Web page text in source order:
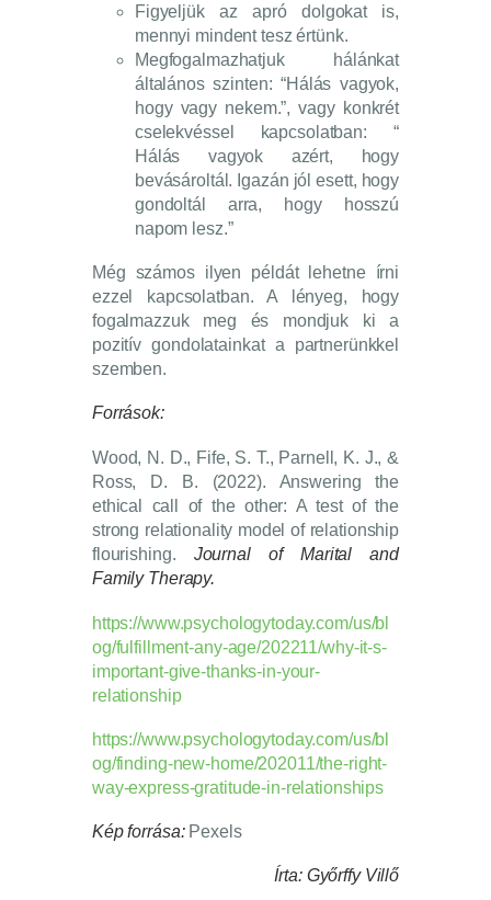
Figyeljük az apró dolgokat is,
mennyi mindent tesz értünk.
Megfogalmazhatjuk hálánkat
általános szinten: “Hálás vagyok,
hogy vagy nekem.”, vagy konkrét
cselekvéssel kapcsolatban: “
Hálás vagyok azért, hogy
bevásároltál. Igazán jól esett, hogy
gondoltál arra, hogy hosszú
napom lesz.”
Még számos ilyen példát lehetne írni
ezzel kapcsolatban. A lényeg, hogy
fogalmazzuk meg és mondjuk ki a
pozitív gondolatainkat a partnerünkkel
szemben.
Források:
Wood, N. D., Fife, S. T., Parnell, K. J., &
Ross, D. B. (2022). Answering the
ethical call of the other: A test of the
strong relationality model of relationship
flourishing. Journal of Marital and
Family Therapy.
https://www.psychologytoday.com/us/bl
og/fulfillment-any-age/202211/why-it-s-
important-give-thanks-in-your-
relationship
https://www.psychologytoday.com/us/bl
og/finding-new-home/202011/the-right-
way-express-gratitude-in-relationships
Kép forrása:Pexels
Írta: Győrffy Villő